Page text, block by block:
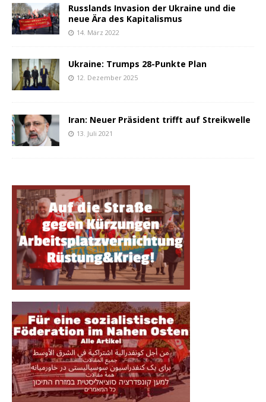
Russlands Invasion der Ukraine und die
neue Ära des Kapitalismus
14. März 2022
Ukraine: Trumps 28-Punkte Plan
12. Dezember 2025
Iran: Neuer Präsident trifft auf Streikwelle
13. Juli 2021